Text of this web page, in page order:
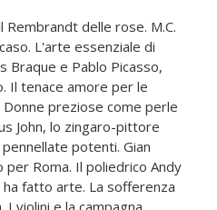
delle rose. M.C.
L'arte essenziale di
Braque e Pablo Picasso,
Il tenace amore per le
Donne preziose come perle
John, lo zingaro-pittore
potenti. Gian
per Roma. Il poliedrico Andy
fatto arte. La sofferenza